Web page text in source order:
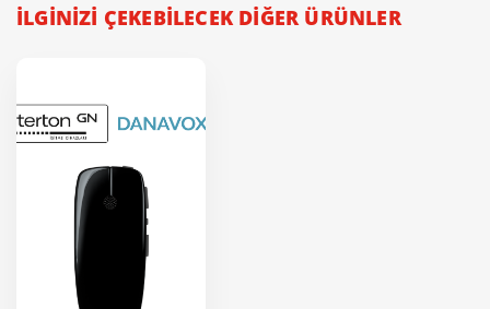
İLGİNİZİ ÇEKEBİLECEK DİĞER ÜRÜNLER